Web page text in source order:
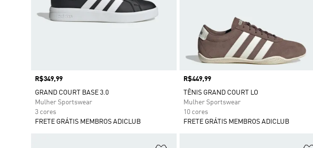
Preço
R$349,99
GRAND COURT BASE 3.0
Mulher Sportswear
3 cores
FRETE GRÁTIS MEMBROS ADICLUB
Preço
R$449,99
TÊNIS GRAND COURT LO
Mulher Sportswear
10 cores
FRETE GRÁTIS MEMBROS ADICLUB